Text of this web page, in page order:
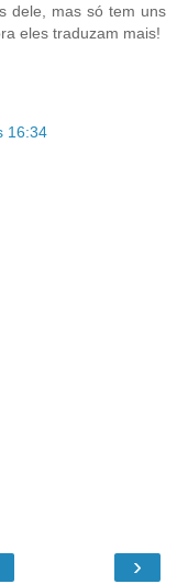
dele, mas só tem uns
eles traduzam mais!
16:34
›